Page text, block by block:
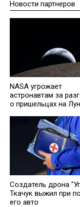
Новости партнеров
NASA угрожает
астронавтам за
о пришельцах на
Создатель дрона
Ткачук выжил при
его авто